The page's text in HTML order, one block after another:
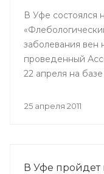
В Уфе состоялся
заболевания вен
проведенный
22 апреля на
собрались врачи-
25 апреля 2011
В Уфе пройдет